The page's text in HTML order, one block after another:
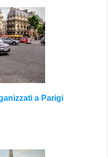
a Parigi